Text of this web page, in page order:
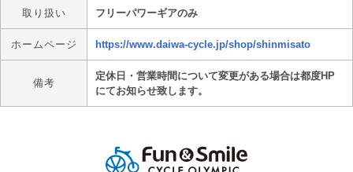
取り扱い フリーパワーギアのみ
ホームページ https://www.daiwa-cycle.jp/shop/shinmisato
備考
定休日・営業時間について変更がある場合は都度HP
にてお知らせ致します。